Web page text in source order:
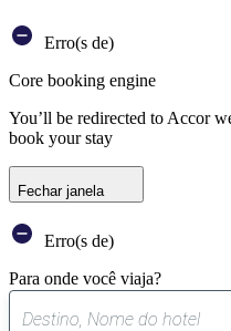
Erro(s de)
Core booking engine
You’ll be redirected to Accor
book your stay
Fechar janela
Erro(s de)
Para onde você viaja?